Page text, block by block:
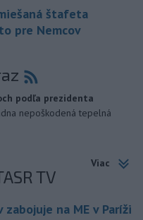
štafeta
pre Nemcov
podľa prezidenta
nepoškodená tepelná
Viac
TV
zabojuje na ME v Paríži